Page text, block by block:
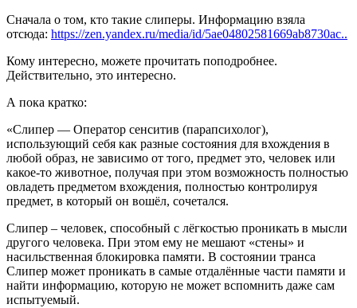
Сначала о том, кто такие слиперы. Информацию взяла
отсюда: https://zen.yandex.ru/media/id/5ae04802581669ab8730ac..
Кому интересно, можете прочитать поподробнее.
Действительно, это интересно.
А пока кратко:
«Слипер — Оператор сенситив (парапсихолог),
использующий себя как разные состояния для вхождения в
любой образ, не зависимо от того, предмет это, человек или
какое-то животное, получая при этом возможность полностью
овладеть предметом вхождения, полностью контролируя
предмет, в который он вошёл, сочетался.
Слипер – человек, способный с лёгкостью проникать в мысли
другого человека. При этом ему не мешают «стены» и
насильственная блокировка памяти. В состоянии транса
Слипер может проникать в самые отдалённые части памяти и
найти информацию, которую не может вспомнить даже сам
испытуемый.